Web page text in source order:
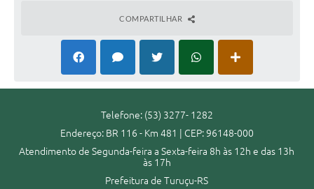
COMPARTILHAR
Telefone: (53) 3277- 1282
Endereço: BR 116 - Km 481 | CEP: 96148-000
Atendimento de Segunda-feira a Sexta-feira 8h às 12h e das 13h
às 17h
Prefeitura de Turuçu-RS